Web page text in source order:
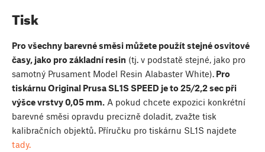
Tisk
Pro všechny barevné směsi můžete použít stejné osvitové
časy, jako pro základní resin (tj. v podstatě stejné, jako pro
samotný Prusament Model Resin Alabaster White). Pro
tiskárnu Original Prusa SL1S SPEED je to 25/2,2 sec při
výšce vrstvy 0,05 mm. A pokud chcete expozici konkrétní
barevné směsi opravdu precizně doladit, zvažte tisk
kalibračních objektů. Příručku pro tiskárnu SL1S najdete
tady.